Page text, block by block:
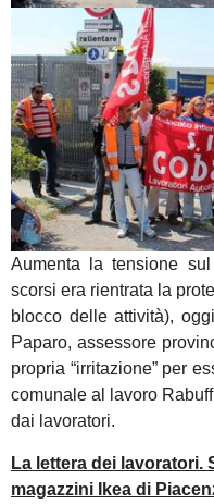
Aumenta la tensione
scorsi era rientrata la
blocco delle attività),
Paparo, assessore
propria “irritazione” per
comunale al lavoro
dai lavoratori.
La lettera dei lavoratori.
magazzini Ikea di